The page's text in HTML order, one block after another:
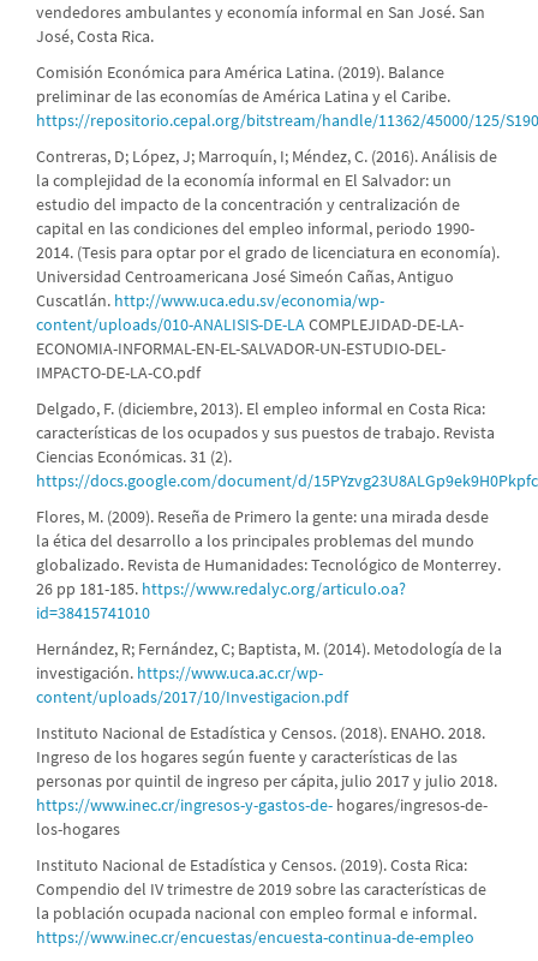
vendedores ambulantes y economía informal en San José. San
José, Costa Rica.
Comisión Económica para América Latina. (2019). Balance
preliminar de las economías de América Latina y el Caribe.
https://repositorio.cepal.org/bitstream/handle/11362/45000/125/
Contreras, D; López, J; Marroquín, I; Méndez, C. (2016). Análisis de
la complejidad de la economía informal en El Salvador: un
estudio del impacto de la concentración y centralización de
capital en las condiciones del empleo informal, periodo 1990-
2014. (Tesis para optar por el grado de licenciatura en economía).
Universidad Centroamericana José Simeón Cañas, Antiguo
Cuscatlán. http://www.uca.edu.sv/economia/wp-
content/uploads/010-ANALISIS-DE-LACOMPLEJIDAD-DE-LA-
ECONOMIA-INFORMAL-EN-EL-SALVADOR-UN-ESTUDIO-DEL-
IMPACTO-DE-LA-CO.pdf
Delgado, F. (diciembre, 2013). El empleo informal en Costa Rica:
características de los ocupados y sus puestos de trabajo. Revista
Ciencias Económicas. 31 (2).
https://docs.google.com/document/d/
Flores, M. (2009). Reseña de Primero la gente: una mirada desde
la ética del desarrollo a los principales problemas del mundo
globalizado. Revista de Humanidades: Tecnológico de Monterrey.
26 pp 181-185. https://www.redalyc.org/articulo.oa?
id=38415741010
Hernández, R; Fernández, C; Baptista, M. (2014). Metodología de la
investigación. https://www.uca.ac.cr/wp-
content/uploads/2017/10/Investigacion.pdf
Instituto Nacional de Estadística y Censos. (2018). ENAHO. 2018.
Ingreso de los hogares según fuente y características de las
personas por quintil de ingreso per cápita, julio 2017 y julio 2018.
https://www.inec.cr/ingresos-y-gastos-de- hogares/ingresos-de-
los-hogares
Instituto Nacional de Estadística y Censos. (2019). Costa Rica:
Compendio del IV trimestre de 2019 sobre las características de
la población ocupada nacional con empleo formal e informal.
https://www.inec.cr/encuestas/encuesta-continua-de-empleo